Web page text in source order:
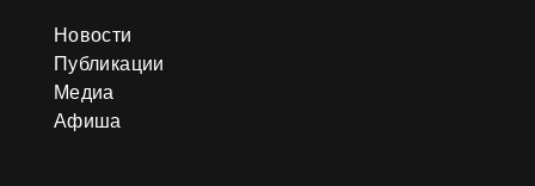
Новости
Публикации
Медиа
Афиша